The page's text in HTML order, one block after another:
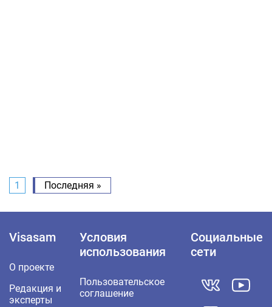
1 Последняя »
Visasam
О проекте
Редакция и
эксперты
Условия
использования
Пользовательское
соглашение
Социальные
сети